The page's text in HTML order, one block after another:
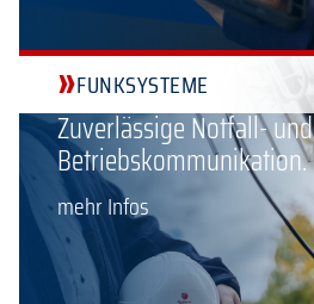
»FUNKSYSTEME
Zuverlässige Notfall- und
Betriebskommunikation.
mehr Infos